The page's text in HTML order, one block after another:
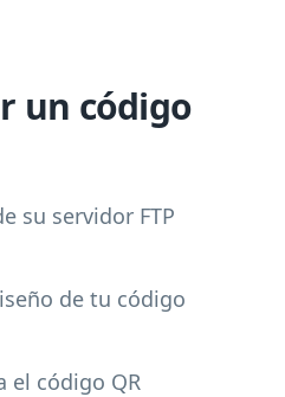
un código
su servidor FTP
de tu código
el código QR